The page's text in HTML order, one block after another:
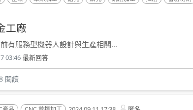
工廠
有服務型機器人設計與生產相關...
03:46 最新回答
閱讀